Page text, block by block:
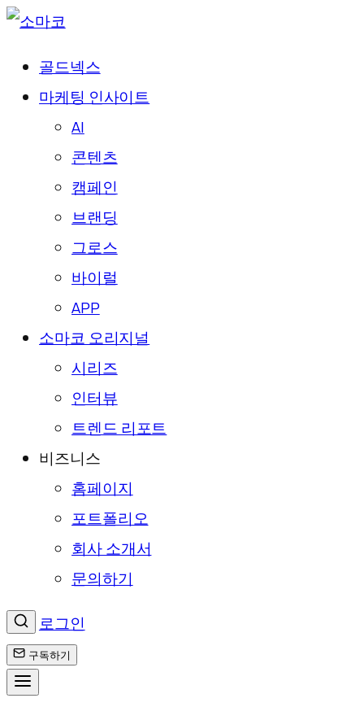
골드넥스
마케팅 인사이트
AI
콘텐츠
캠페인
브랜딩
그로스
바이럴
APP
소마코 오리지널
시리즈
인터뷰
트렌드 리포트
비즈니스
홈페이지
포트폴리오
회사 소개서
문의하기
로그인
구독하기